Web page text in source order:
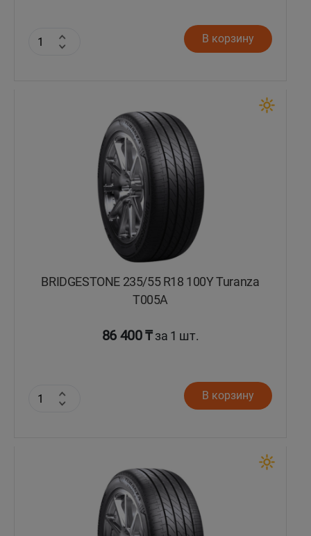
В корзину
BRIDGESTONE 235/55 R18 100Y Turanza
T005А
86 400 ₸за 1 шт.
В корзину